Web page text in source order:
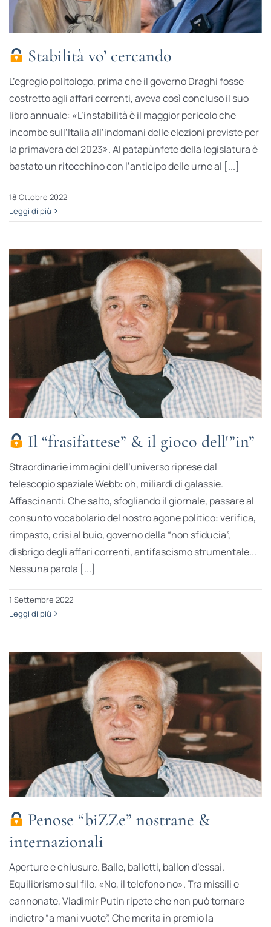
Stabilità vo’ cercando
L’egregio politologo, prima che il governo Draghi fosse
costretto agli affari correnti, aveva così concluso il suo
libro annuale: «L’instabilità è il maggior pericolo che
incombe sull’Italia all’indomani delle elezioni previste per
la primavera del 2023». Al patapùnfete della legislatura è
bastato un ritocchino con l’anticipo delle urne al [...]
18 Ottobre 2022
Leggi di più
Il “frasifattese” & il gioco dell'”in”
Straordinarie immagini dell’universo riprese dal
telescopio spaziale Webb: oh, miliardi di galassie.
Affascinanti. Che salto, sfogliando il giornale, passare al
consunto vocabolario del nostro agone politico: verifica,
rimpasto, crisi al buio, governo della “non sfiducia”,
disbrigo degli affari correnti, antifascismo strumentale...
Nessuna parola [...]
1 Settembre 2022
Leggi di più
Penose “biZZe” nostrane &
internazionali
Aperture e chiusure. Balle, balletti, ballon d’essai.
Equilibrismo sul filo. «No, il telefono no». Tra missili e
cannonate, Vladimir Putin ripete che non può tornare
indietro “a mani vuote”. Che merita in premio la